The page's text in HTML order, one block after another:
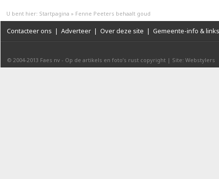
U bent hier: Startpagina » Fenne Peeters behaalt goud
Contacteer ons | Adverteer | Over deze site | Gemeente-info & links
© 2004-2013 Faes nv - Op de artikels en foto’s rust copyright | Site: Webstylers